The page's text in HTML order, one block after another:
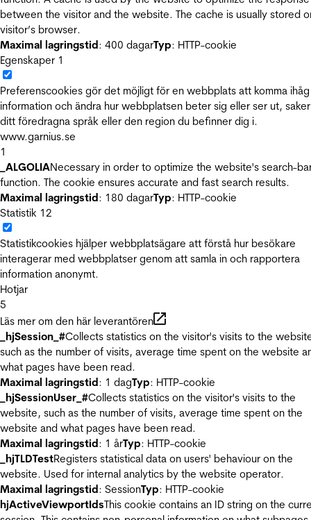
between the visitor and the website. The cache is usually stored
visitor’s browser.
Maximal lagringstid: 400 dagarTyp: HTTP-cookie
Egenskaper 1
Preferenscookies gör det möjligt för en webbplats att komma ihåg
information och ändra hur webbplatsen beter sig eller ser ut,
ditt föredragna språk eller den region du befinner dig i.
www.garnius.se
1
_ALGOLIANecessary in order to optimize the website's search-
function. The cookie ensures accurate and fast search results.
Maximal lagringstid: 180 dagarTyp: HTTP-cookie
Statistik 12
Statistikcookies hjälper webbplatsägare att förstå hur besökare
interagerar med webbplatser genom att samla in och rapportera
information anonymt.
Hotjar
5
Läs mer om den här leverantören
_hjSession_#Collects statistics on the visitor's visits to the
such as the number of visits, average time spent on the website
what pages have been read.
Maximal lagringstid: 1 dagTyp: HTTP-cookie
_hjSessionUser_#Collects statistics on the visitor's visits to the
website, such as the number of visits, average time spent on the
website and what pages have been read.
Maximal lagringstid: 1 årTyp: HTTP-cookie
_hjTLDTestRegisters statistical data on users' behaviour on the
website. Used for internal analytics by the website operator.
Maximal lagringstid: SessionTyp: HTTP-cookie
hjActiveViewportIdsThis cookie contains an ID string on the